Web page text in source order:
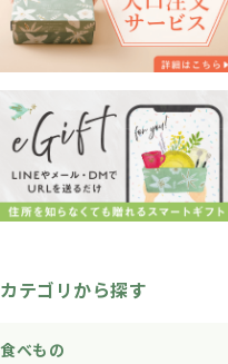
カテゴリから探す
食べもの